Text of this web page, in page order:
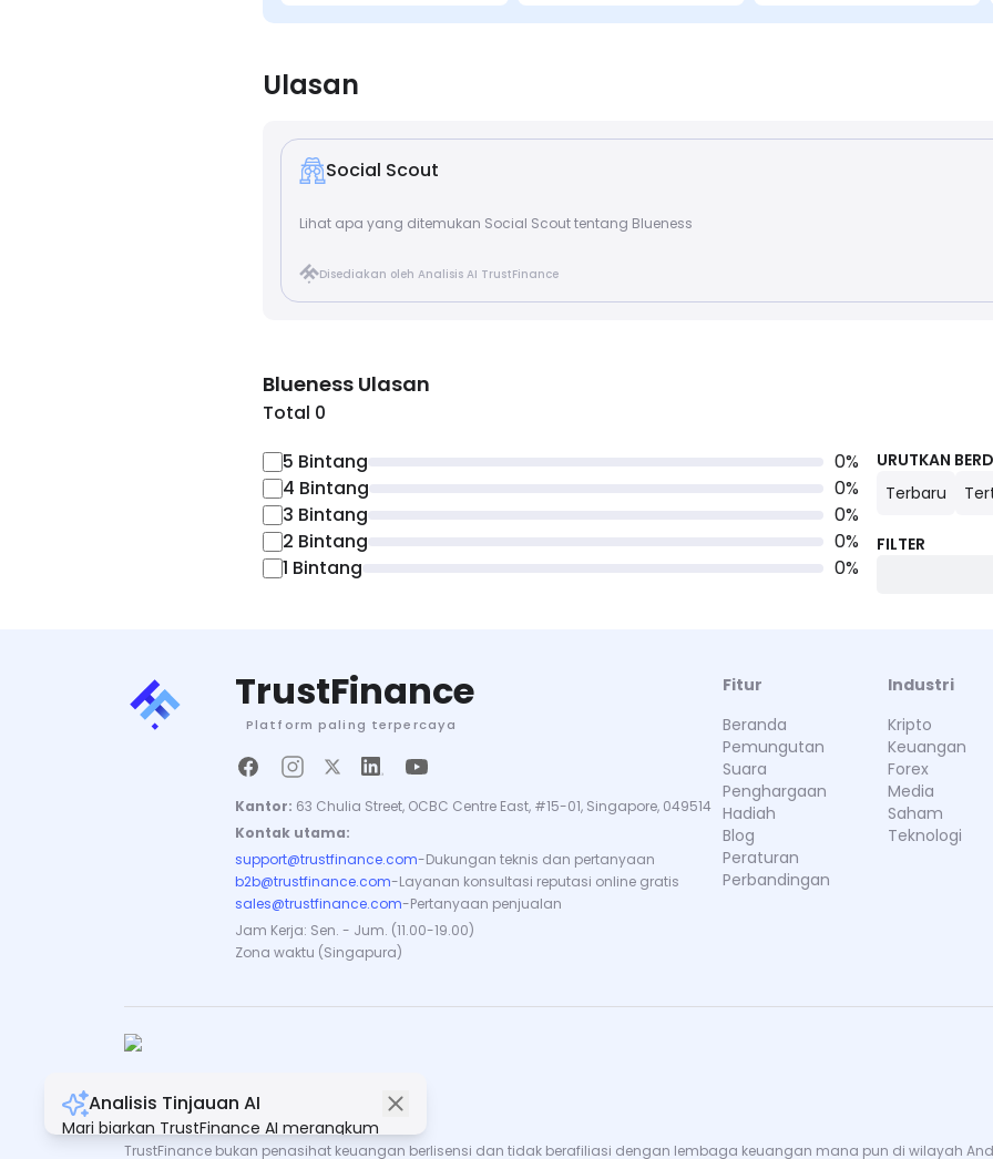
Ulasan
Social Scout
Lihat apa yang ditemukan Social Scout tentang Blueness
Disediakan oleh Analisis AI TrustFinance
Blueness Ulasan
Total 0
5 Bintang 0%
4 Bintang 0%
3 Bintang 0%
2 Bintang 0%
1 Bintang 0%
URUTKAN
Terbaru
FILTER
Analisis Tinjauan AI
Mari biarkan TrustFinance AI merangkum
semua ulasan untuk Anda.
TrustFinance
Platform paling terpercaya
Kantor: 63 Chulia Street, OCBC Centre East, #15-01, Singapore, 049514
Kontak utama:
support@trustfinance.com-Dukungan teknis dan pertanyaan
b2b@trustfinance.com-Layanan konsultasi reputasi online gratis
sales@trustfinance.com-Pertanyaan penjualan
Jam Kerja: Sen. - Jum. (11.00-19.00)
Zona waktu (Singapura)
Fitur
Beranda
Pemungutan
Suara
Penghargaan
Hadiah
Blog
Peraturan
Perbandingan
Industri
Kripto
Keuangan
Forex
Media
Saham
Teknologi
Hak Cipta © TrustFinance 2026 | V.2.0
TrustFinance bukan penasihat keuangan berlisensi dan tidak berafiliasi dengan lembaga keuangan mana pun di wilayah